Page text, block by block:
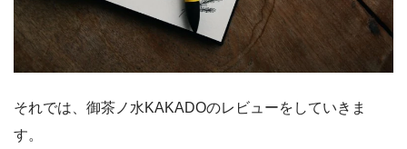
それでは、御茶ノ水KAKADOのレビューをしていきま
す。